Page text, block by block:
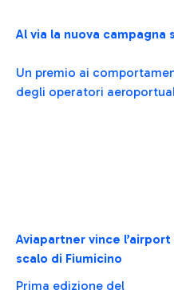
Al via la nuova
Un premio ai
degli operatori
Aviapartner vince
scalo di Fiumicino
Prima edizione del